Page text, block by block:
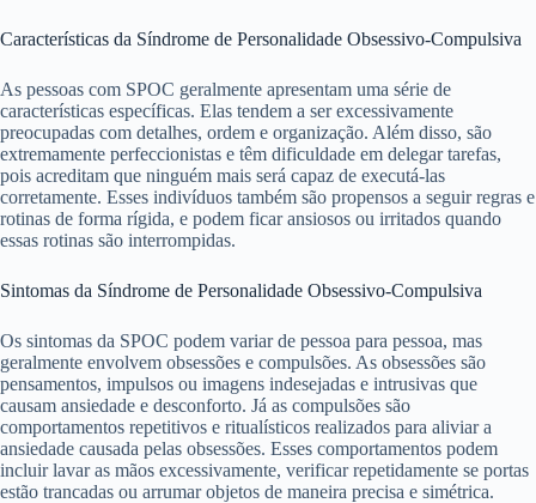
Características da Síndrome de Personalidade Obsessivo-Compulsiva
As pessoas com SPOC geralmente apresentam uma série de
características específicas. Elas tendem a ser excessivamente
preocupadas com detalhes, ordem e organização. Além disso, são
extremamente perfeccionistas e têm dificuldade em delegar tarefas,
pois acreditam que ninguém mais será capaz de executá-las
corretamente. Esses indivíduos também são propensos a seguir regras e
rotinas de forma rígida, e podem ficar ansiosos ou irritados quando
essas rotinas são interrompidas.
Sintomas da Síndrome de Personalidade Obsessivo-Compulsiva
Os sintomas da SPOC podem variar de pessoa para pessoa, mas
geralmente envolvem obsessões e compulsões. As obsessões são
pensamentos, impulsos ou imagens indesejadas e intrusivas que
causam ansiedade e desconforto. Já as compulsões são
comportamentos repetitivos e ritualísticos realizados para aliviar a
ansiedade causada pelas obsessões. Esses comportamentos podem
incluir lavar as mãos excessivamente, verificar repetidamente se portas
estão trancadas ou arrumar objetos de maneira precisa e simétrica.